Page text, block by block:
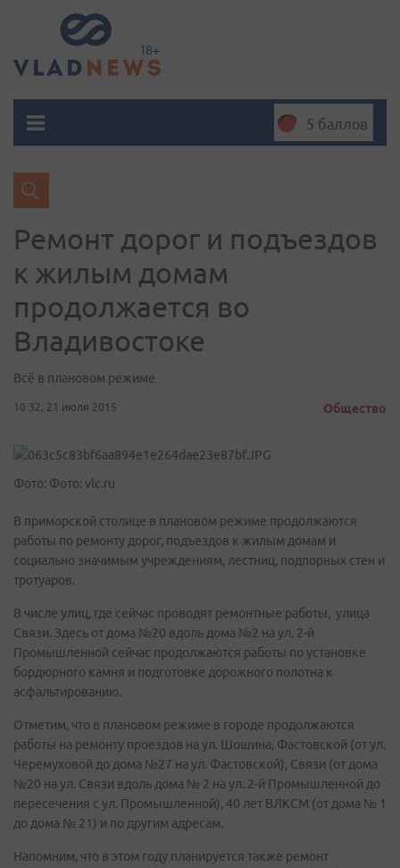
5 баллов
Ремонт дорог и подъездов
к жилым домам
продолжается во
Владивостоке
Всё в плановом режиме
10:32, 21 июля 2015 Общество
Фото: Фото: vlc.ru
В приморской столице в плановом режиме продолжаются
работы по ремонту дорог, подъездов к жилым домам и
социально значимым учреждениям, лестниц, подпорных стен и
тротуаров.
В числе улиц, где сейчас проводят ремонтные работы, улица
Связи. Здесь от дома №20 вдоль дома №2 на ул. 2-й
Промышленной сейчас продолжаются работы по установке
бордюрного камня и подготовке дорожного полотна к
асфальтированию.
Отметим, что в плановом режиме в городе продолжаются
работы на ремонту проездов на ул. Шошина, Фастовской (от ул.
Черемуховой до дома №27 на ул. Фастовской), Связи (от дома
№20 на ул. Связи вдоль дома № 2 на ул. 2-й Промышленной до
пересечения с ул. Промышленной), 40 лет ВЛКСМ (от дома № 1
до дома № 21) и по другим адресам.
Напомним, что в этом году планируется также ремонт